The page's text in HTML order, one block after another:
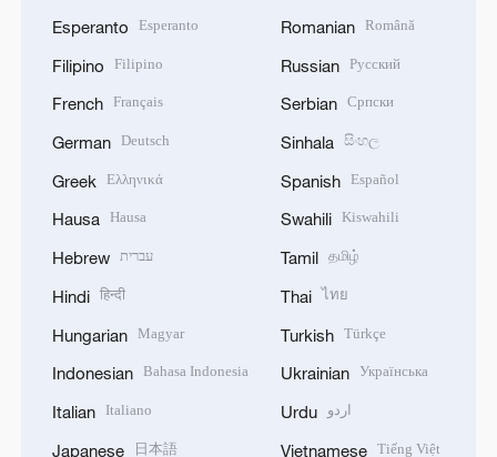
Esperanto Esperanto
Filipino Filipino
French Français
German Deutsch
Greek Ελληνικά
Hausa Hausa
Hebrew עברית
Hindi हिन्दी
Hungarian Magyar
Indonesian Bahasa Indonesia
Italian Italiano
Japanese 日本語
Romanian Română
Russian Русский
Serbian Српски
Sinhala සිංහල
Spanish Español
Swahili Kiswahili
Tamil தமிழ்
Thai ไทย
Turkish Türkçe
Ukrainian Українська
Urdu اردو
Vietnamese Tiếng Việt